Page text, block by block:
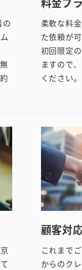
の
柔軟な料
た依頼が可
初回限定
ますので
ください。
顧客対
これまで
からのク